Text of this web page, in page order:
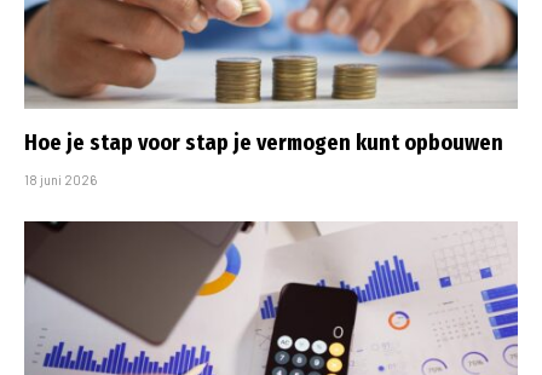
Hoe je stap voor stap je vermogen kunt opbouwen
18 juni 2026